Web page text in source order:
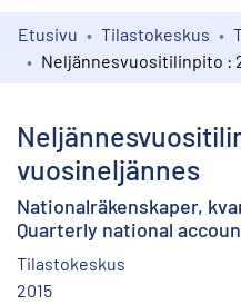
Kokoelmat
Etusivu Tilastokeskus
vuosineljännes
Nationalräkenskaper,
Quarterly national
Tilastokeskus
2015